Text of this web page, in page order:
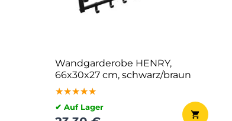
Wandgarderobe HENRY,
66x30x27 cm, schwarz/braun
★★★★★
★★★★★
★★★★★
✔ Auf Lager